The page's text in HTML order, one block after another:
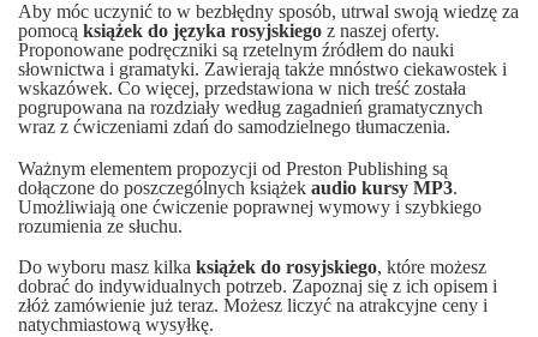
Aby móc uczynić to w bezbłędny sposób, utrwal swoją wiedzę za
pomocą książek do języka rosyjskiego z naszej oferty.
Proponowane podręczniki są rzetelnym źródłem do nauki
słownictwa i gramatyki. Zawierają także mnóstwo ciekawostek i
wskazówek. Co więcej, przedstawiona w nich treść została
pogrupowana na rozdziały według zagadnień gramatycznych
wraz z ćwiczeniami zdań do samodzielnego tłumaczenia.
Ważnym elementem propozycji od Preston Publishing są
dołączone do poszczególnych książek audio kursy MP3.
Umożliwiają one ćwiczenie poprawnej wymowy i szybkiego
rozumienia ze słuchu.
Do wyboru masz kilka książek do rosyjskiego, które możesz
dobrać do indywidualnych potrzeb. Zapoznaj się z ich opisem i
złóż zamówienie już teraz. Możesz liczyć na atrakcyjne ceny i
natychmiastową wysyłkę.